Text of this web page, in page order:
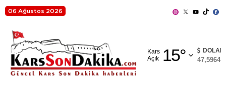
06 Ağustos 2026
Kars
Açık
15°
Adıyaman DOLAR
47,5964